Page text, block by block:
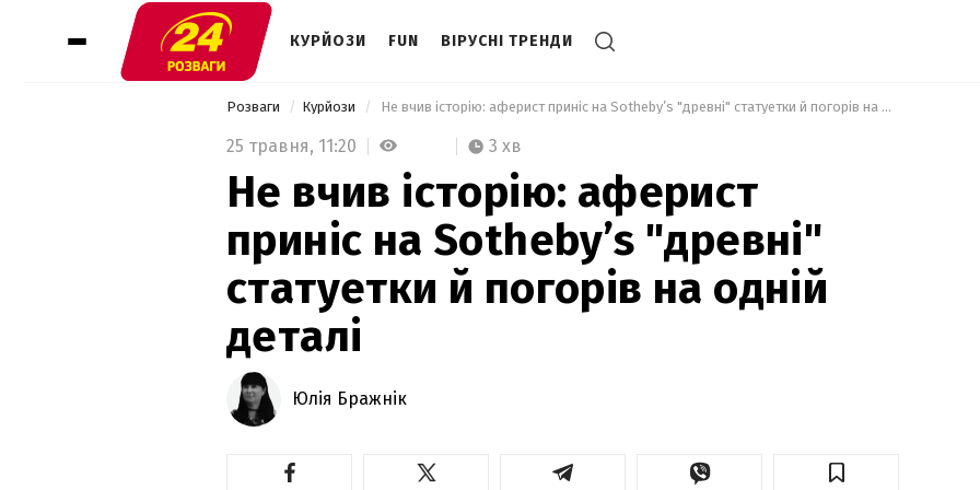
КУРЙОЗИ FUN ВІРУСНІ ТРЕНДИ
Розваги Курйози Не вчив історію: аферист приніс на Sotheby’s "древні" статуетки й погорів на одній деталі
25 травня, 11:20 3 хв
Не вчив історію: аферист
приніс на Sotheby’s "древні"
статуетки й погорів на одній
деталі
Юлія Бражнік